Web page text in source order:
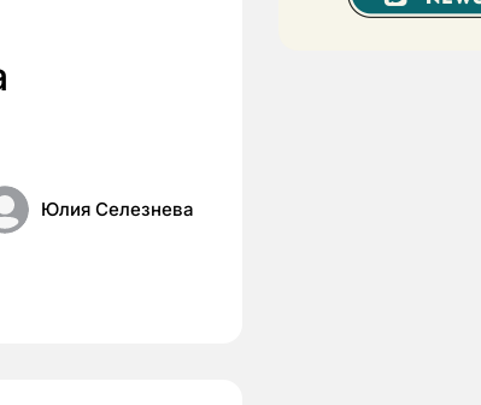
Юлия Селезнева